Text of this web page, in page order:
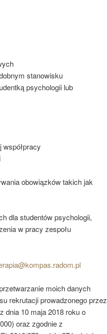
stanowisku
psychologii lub
współpracy
obowiązków takich jak
dla studentów psychologii,
w pracy zespołu
moich danych
rekrutacji prowadzonego przez
dnia 10 maja 2018 roku o
oraz zgodnie z